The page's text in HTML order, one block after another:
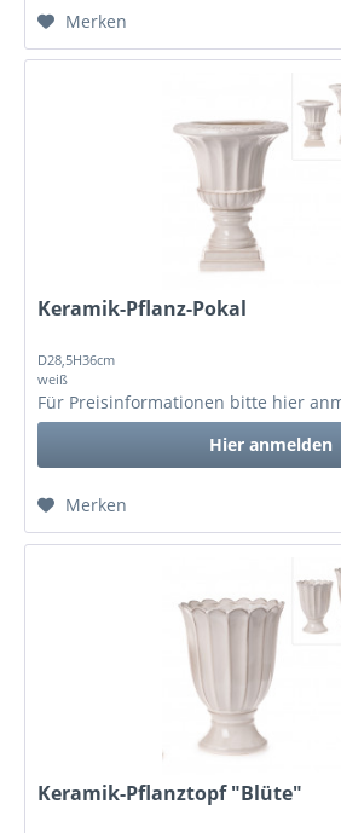
Merken
Keramik-Pflanz-Pokal
D28,5H36cm
weiß
Für Preisinformationen bitte hier
Hier anmelden
Merken
Keramik-Pflanztopf "Blüte"